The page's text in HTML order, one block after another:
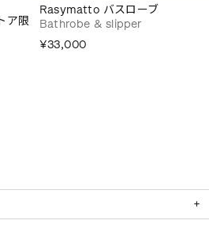
ア限
Rasymatto バスローブ
Bathrobe & slipper
¥33,000